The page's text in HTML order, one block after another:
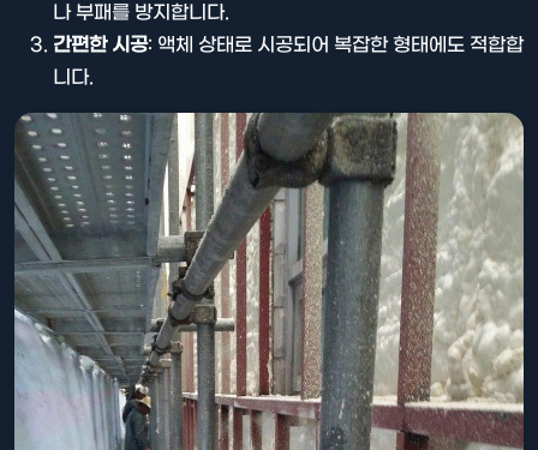
나 부패를 방지합니다.
간편한 시공: 액체 상태로 시공되어 복잡한 형태에도 적합합
니다.